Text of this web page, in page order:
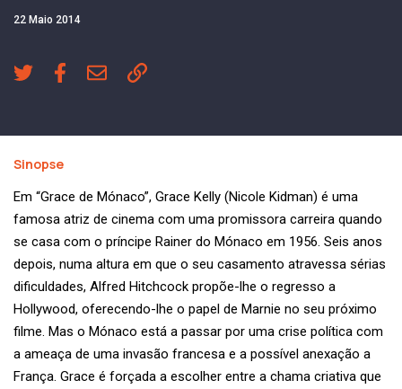
22 Maio 2014
Sinopse
Em “Grace de Mónaco”, Grace Kelly (Nicole Kidman) é uma
famosa atriz de cinema com uma promissora carreira quando
se casa com o príncipe Rainer do Mónaco em 1956. Seis anos
depois, numa altura em que o seu casamento atravessa sérias
dificuldades, Alfred Hitchcock propõe-lhe o regresso a
Hollywood, oferecendo-lhe o papel de Marnie no seu próximo
filme. Mas o Mónaco está a passar por uma crise política com
a ameaça de uma invasão francesa e a possível anexação a
França. Grace é forçada a escolher entre a chama criativa que